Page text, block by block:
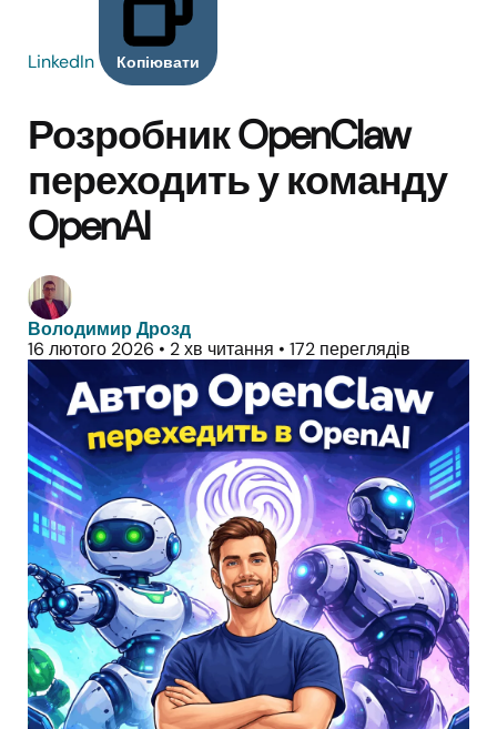
LinkedIn Копіювати
Розробник OpenClaw
переходить у команду
OpenAI
Володимир Дрозд
16 лютого 2026 • 2 хв читання • 172 переглядів